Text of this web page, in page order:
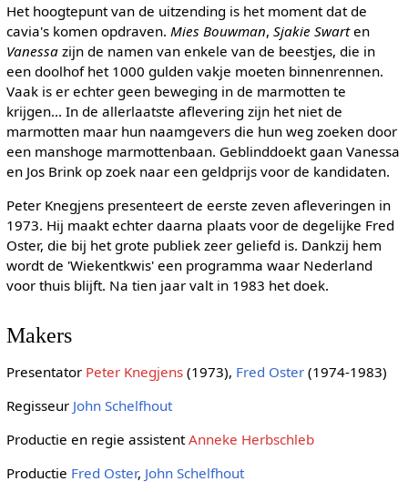
Het hoogtepunt van de uitzending is het moment dat de
cavia's komen opdraven. Mies Bouwman, Sjakie Swarten
Vanessazijn de namen van enkele van de beestjes, die in
een doolhof het 1000 gulden vakje moeten binnenrennen.
Vaak is er echter geen beweging in de marmotten te
krijgen... In de allerlaatste aflevering zijn het niet de
marmotten maar hun naamgevers die hun weg zoeken door
een manshoge marmottenbaan. Geblinddoekt gaan Vanessa
en Jos Brink op zoek naar een geldprijs voor de kandidaten.
Peter Knegjens presenteert de eerste zeven afleveringen in
1973. Hij maakt echter daarna plaats voor de degelijke Fred
Oster, die bij het grote publiek zeer geliefd is. Dankzij hem
wordt de 'Wiekentkwis' een programma waar Nederland
voor thuis blijft. Na tien jaar valt in 1983 het doek.
Makers
Presentator Peter Knegjens(1973), Fred Oster(1974-1983)
Regisseur John Schelfhout
Productie en regie assistentAnneke Herbschleb
Productie Fred Oster, John Schelfhout